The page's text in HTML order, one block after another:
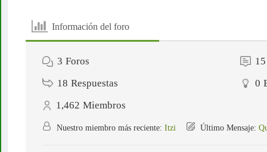
Información del foro
3 Foros
15
18 Respuestas 0
1,462 Miembros
Nuestro miembro más reciente: Itzi Último Mensaje: